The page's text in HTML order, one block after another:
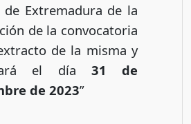
de Extremadura de la
de la convocatoria
de la misma y
el día 31 de
de 2023”